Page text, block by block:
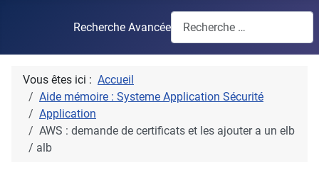
Recherche Avancée
Vous êtes ici : Accueil
Aide mémoire : Systeme Application Sécurité
Application
AWS : demande de certificats et les ajouter a un elb
/ alb